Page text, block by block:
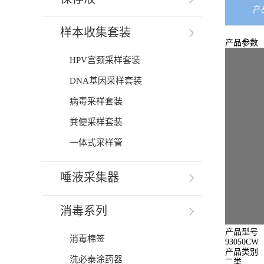
样本收集套装
HPV宫颈采样套装
DNA基因采样套装
病毒采样套装
粪便采样套装
一体式采样管
唾液采集器
消毒系列
消毒棉签
洗必泰涂药器
产
产品参数
产品型号
93050CW
产品类别
二类